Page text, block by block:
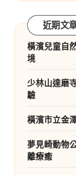
近期文
橫濱兒童自
境
少林山達磨
驗
橫濱市立金
夢見崎動物
離療癒